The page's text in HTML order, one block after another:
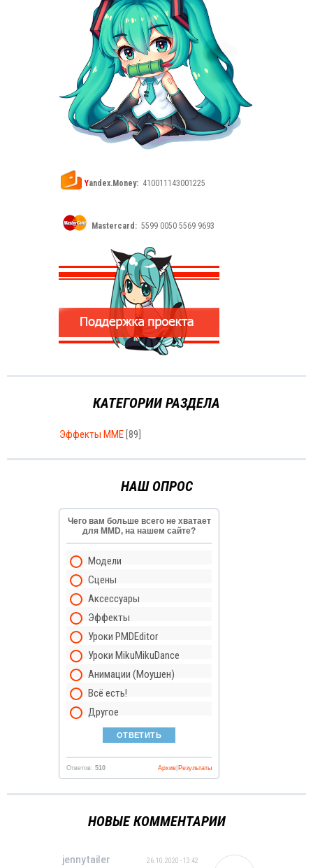
Yandex.Money: 410011143001225
Mastercard: 5599 0050 5569 9693
КАТЕГОРИИ РАЗДЕЛА
Эффекты MME [89]
НАШ ОПРОС
Чего вам больше всего не хватает
для MMD, на нашем сайте?
Модели
Сцены
Аксессуары
Эффекты
Уроки PMDEditor
Уроки MikuMikuDance
Анимации (Моушен)
Всё есть!
Другое
Ответов: 510 Результаты
Архив
НОВЫЕ КОММЕНТАРИИ
jennytailer 26.10.2020 - 13:42